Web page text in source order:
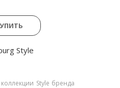
Style
Style бренда